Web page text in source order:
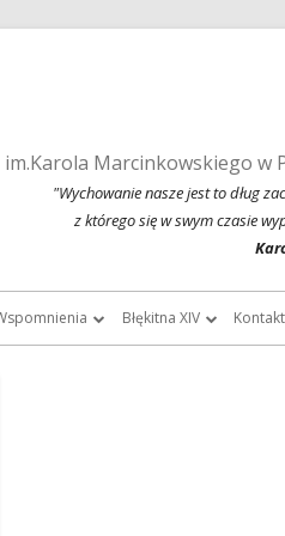
Marcinkowskiego w
"Wychowanie nasze jest to dług
z którego się w swym czasie
Błękitna XIV Kontakt